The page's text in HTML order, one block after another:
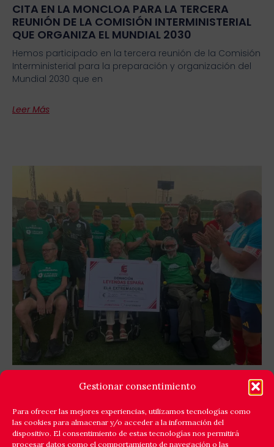
Gestionar consentimiento
Para ofrecer las mejores experiencias, utilizamos tecnologías como
las cookies para almacenar y/o acceder a la información del
dispositivo. El consentimiento de estas tecnologías nos permitirá
procesar datos como el comportamiento de navegación o las
CITA EN LA MONCLOA PARA LA TERCERA
REUNIÓN DE LA COMISIÓN INTERMINISTERIAL
QUE ORGANIZA EL MUNDIAL 2030
Hemos participado en la tercera reunión de la Comisión
Interministerial para la preparación y organización del
Mundial 2030 que en
Leer Más
GOLES X LA ELA: LEYENDAS ESPAÑA Y EQUIPO
SOLIDARIDAD
Cáceres respondió a la llamada de la solidaridad y
reunió en el estadio Príncipe Felipe a un amplio elenco